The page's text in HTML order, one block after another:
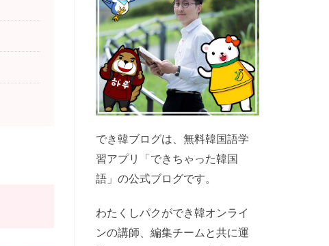
でき韓ブログは、無料韓国語学
習アプリ「できちゃった韓国
語」の公式ブログです。
わたくしパクができ韓オンライ
ンの講師、編集チームと共に運